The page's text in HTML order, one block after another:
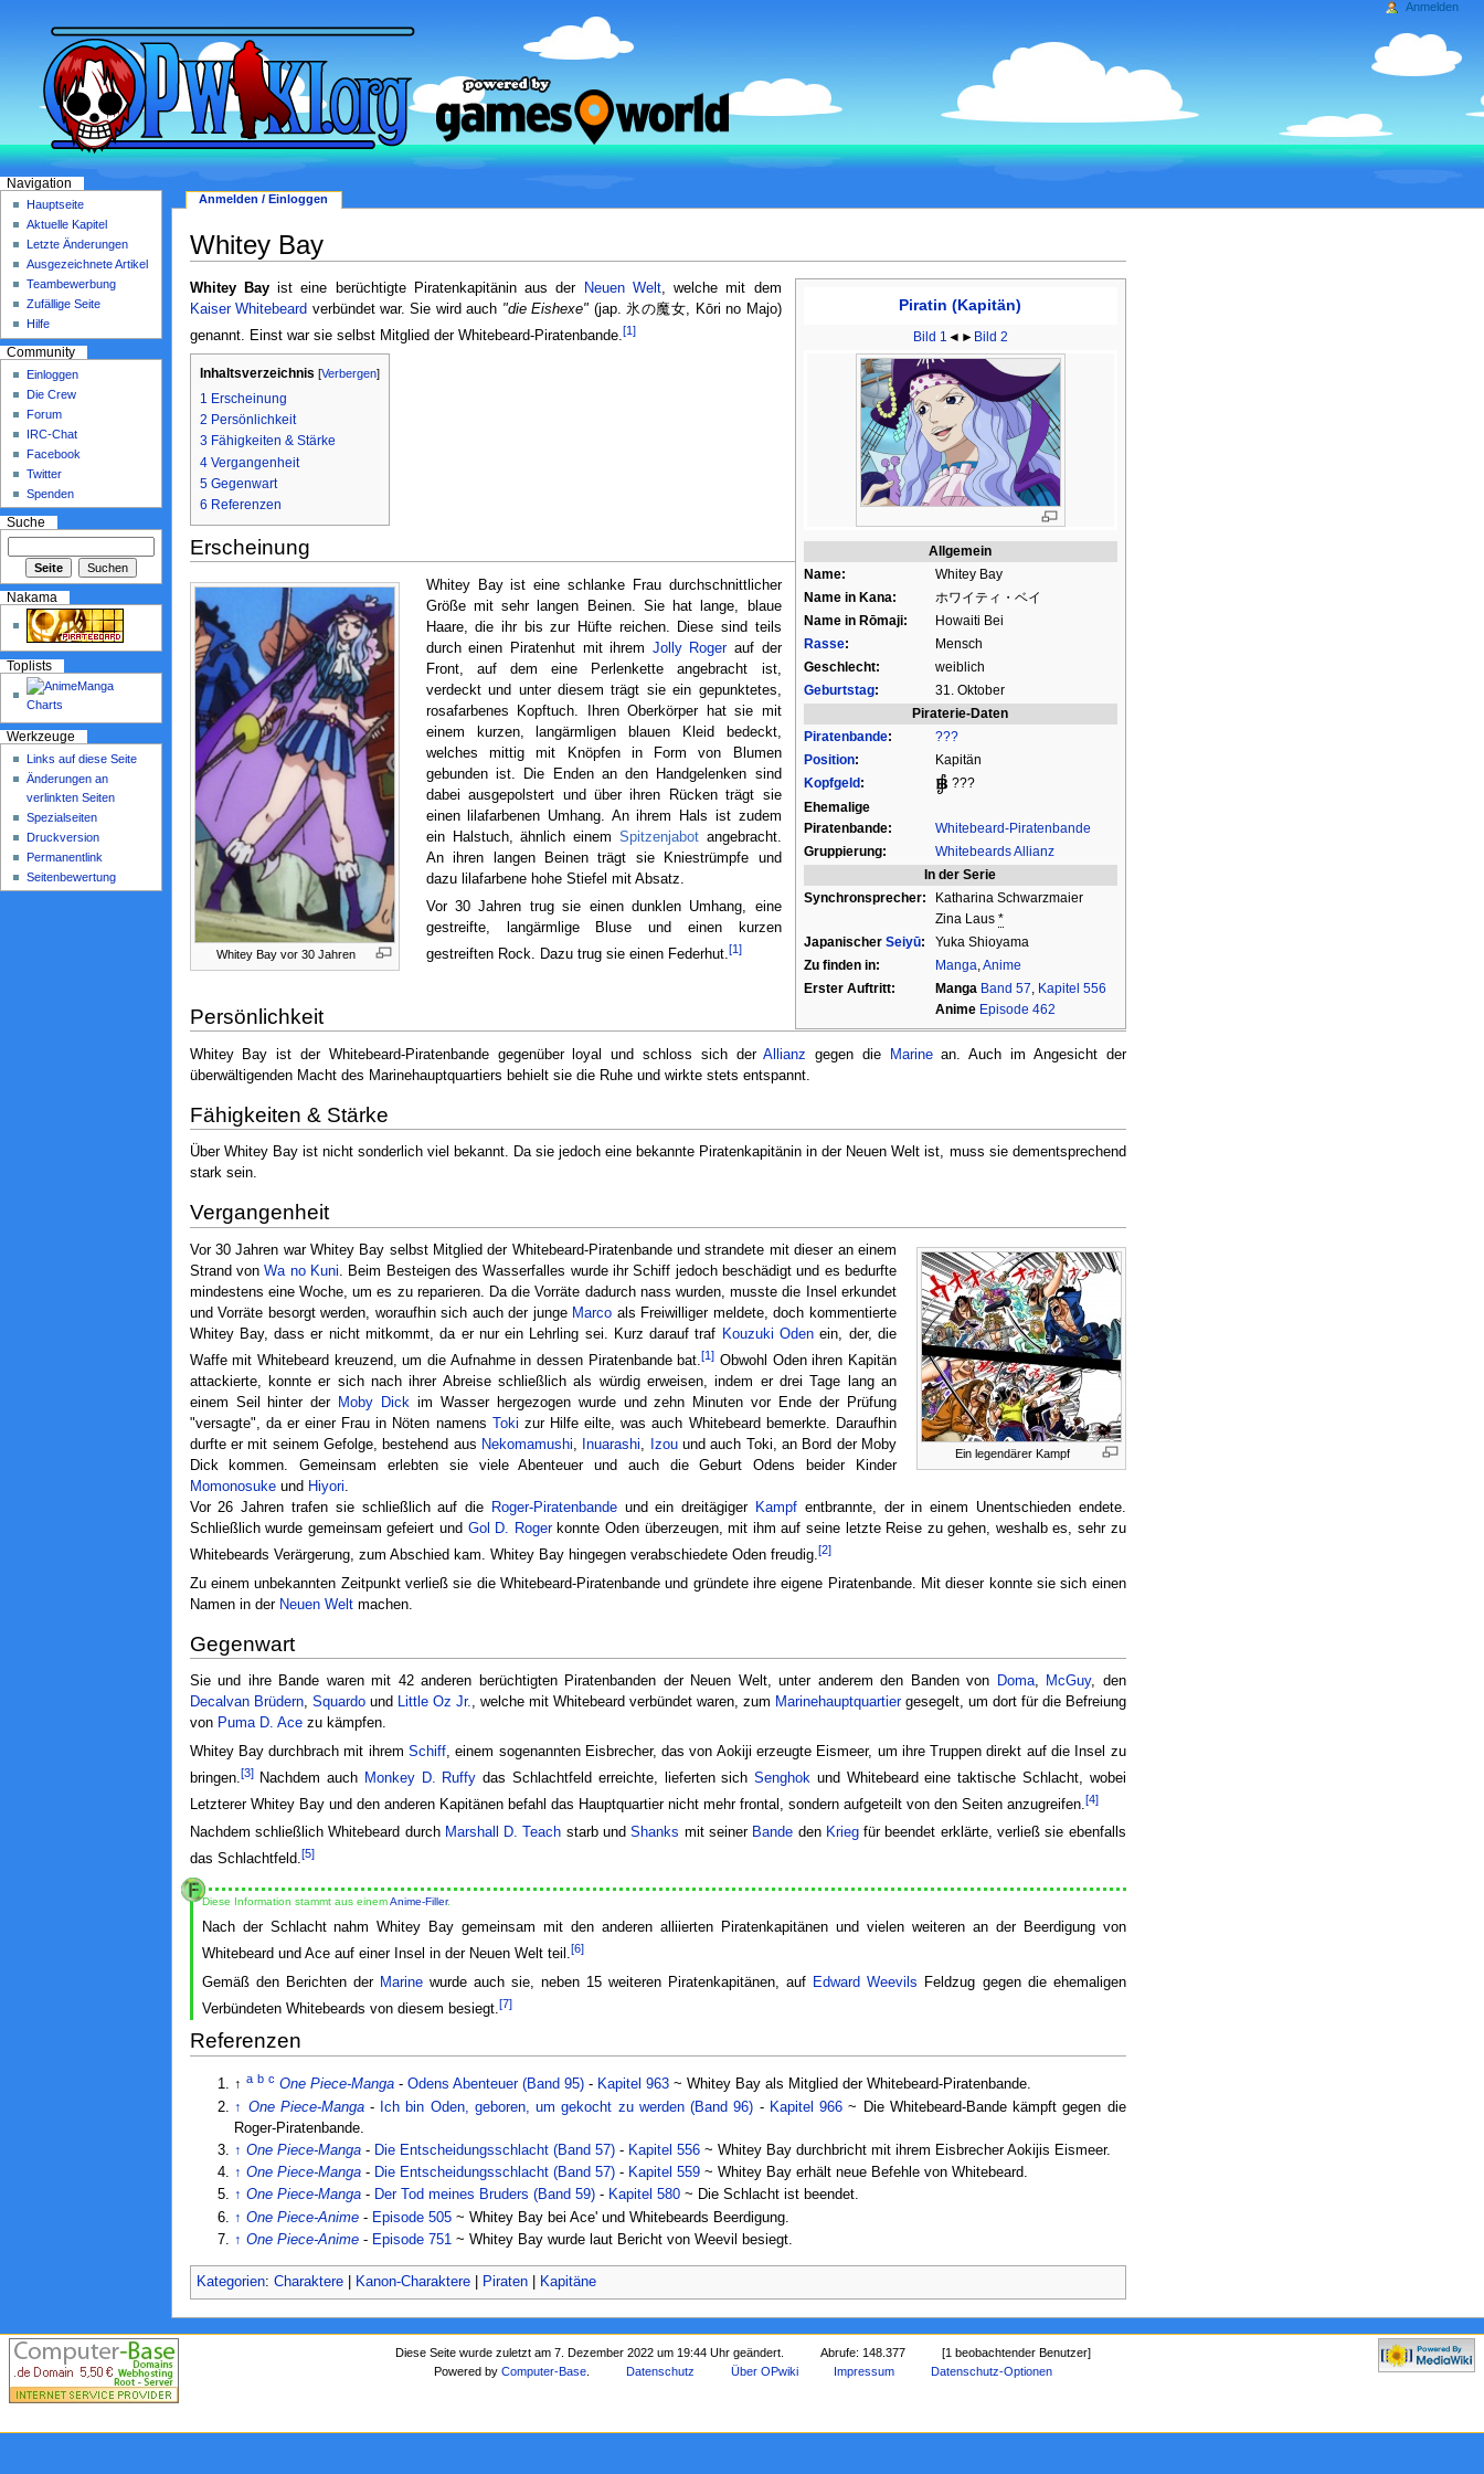
Whitey Bay
Piratin (Kapitän)
Bild 1 ◄► Bild 2
Allgemein
Name:
Whitey Bay
Name in Kana:
ホワイティ・ベイ
Name in Rōmaji:
Howaiti Bei
Rasse:
Mensch
Geschlecht:
weiblich
Geburtstag:
31. Oktober
Piraterie-Daten
Piratenbande:
???
Position:
Kapitän
Kopfgeld:
???
Ehemalige
Piratenbande:
Whitebeard-Piratenbande
Gruppierung:
Whitebeards Allianz
In der Serie
Synchronsprecher:
Katharina Schwarzmaier
Zina Laus *
Japanischer Seiyū:
Yuka Shioyama
Zu finden in:
Manga Anime
Erster Auftritt:
Manga Band 57 Kapitel 556
Anime Episode 462
Whitey Bayist eine berüchtigte Piratenkapitänin aus der Neuen Welt, welche mit dem
Kaiser Whitebeard verbündet war. Sie wird auch "die Eishexe" (jap. 氷の魔女, Kōri no Majo)
genannt. Einst war sie selbst Mitglied der Whitebeard-Piratenbande.[1]
Inhaltsverzeichnis [Verbergen]
1 Erscheinung
2 Persönlichkeit
3 Fähigkeiten & Stärke
4 Vergangenheit
5 Gegenwart
6 Referenzen
Erscheinung
Whitey Bay vor 30 Jahren
Whitey Bay ist eine schlanke Frau durchschnittlicher
Größe mit sehr langen Beinen. Sie hat lange, blaue
Haare, die ihr bis zur Hüfte reichen. Diese sind teils
durch einen Piratenhut mit ihrem Jolly Rogerauf der
Front, auf dem eine Perlenkette angebracht ist,
verdeckt und unter diesem trägt sie ein gepunktetes,
rosafarbenes Kopftuch. Ihren Oberkörper hat sie mit
einem kurzen, langärmligen blauen Kleid bedeckt,
welches mittig mit Knöpfen in Form von Blumen
gebunden ist. Die Enden an den Handgelenken sind
dabei ausgepolstert und über ihren Rücken trägt sie
einen lilafarbenen Umhang. An ihrem Hals ist zudem
ein Halstuch, ähnlich einem Spitzenjabotangebracht.
An ihren langen Beinen trägt sie Kniestrümpfe und
dazu lilafarbene hohe Stiefel mit Absatz.
Vor 30 Jahren trug sie einen dunklen Umhang, eine
gestreifte, langärmlige Bluse und einen kurzen
gestreiften Rock. Dazu trug sie einen Federhut.[1]
Persönlichkeit
Whitey Bay ist der Whitebeard-Piratenbande gegenüber loyal und schloss sich derAllianz gegen die Marinean. Auch im Angesicht der
überwältigenden Macht des Marinehauptquartiers behielt sie die Ruhe und wirkte stets entspannt.
Fähigkeiten & Stärke
Über Whitey Bay ist nicht sonderlich viel bekannt. Da sie jedoch eine bekannte Piratenkapitänin in der Neuen Welt ist, muss sie dementsprechend
stark sein.
Vergangenheit
Ein legendärer Kampf
Vor 30 Jahren war Whitey Bay selbst Mitglied der Whitebeard-Piratenbande und strandete mit dieser an einem
Strand vonWa no Kuni. Beim Besteigen des Wasserfalles wurde ihr Schiff jedoch beschädigt und es bedurfte
mindestens eine Woche, um es zu reparieren. Da die Vorräte dadurch nass wurden, musste die Insel erkundet
und Vorräte besorgt werden, woraufhin sich auch der junge Marco als Freiwilliger meldete, doch kommentierte
Whitey Bay, dass er nicht mitkommt, da er nur ein Lehrling sei. Kurz darauf traf Kouzuki Oden ein, der, die
Waffe mit Whitebeard kreuzend, um die Aufnahme in dessen Piratenbande bat.[1] Obwohl Oden ihren Kapitän
attackierte, konnte er sich nach ihrer Abreise schließlich als würdig erweisen, indem er drei Tage lang an
einem Seil hinter der Moby Dick im Wasser hergezogen wurde und zehn Minuten vor Ende der Prüfung
"versagte", da er einer Frau in Nöten namens
Toki zur Hilfe eilte, was auch Whitebeard bemerkte. Daraufhin
durfte er mit seinem Gefolge, bestehend aus Nekomamushi, Inuarashi, Izouund auch Toki, an Bord der Moby
Dick kommen. Gemeinsam erlebten sie viele Abenteuer und auch die Geburt Odens beider Kinder
Momonosukeund Hiyori.
Vor 26 Jahren trafen sie schließlich auf die
Roger-Piratenbandeund ein dreitägiger Kampfentbrannte, der in einem Unentschieden endete.
Schließlich wurde gemeinsam gefeiert und Gol D. Rogerkonnte Oden überzeugen, mit ihm auf seine letzte Reise zu gehen, weshalb es, sehr zu
Whitebeards Verärgerung, zum Abschied kam. Whitey Bay hingegen verabschiedete Oden freudig.[2]
Zu einem unbekannten Zeitpunkt verließ sie die Whitebeard-Piratenbande und gründete ihre eigene Piratenbande. Mit dieser konnte sie sich einen
Namen in der Neuen Weltmachen.
Gegenwart
Sie und ihre Bande waren mit 42 anderen berüchtigten Piratenbanden der Neuen Welt, unter anderem den Banden von Doma, McGuy, den
Decalvan Brüdern, Squardound Little Oz Jr., welche mit Whitebeard verbündet waren, zum Marinehauptquartiergesegelt, um dort für die Befreiung
von Puma D. Acezu kämpfen.
Whitey Bay durchbrach mit ihremSchiff , einem sogenannten Eisbrecher, das von Aokiji erzeugte Eismeer, um ihre Truppen direkt auf die Insel zu
bringen.[3]Nachdem auch Monkey D. Ruffy das Schlachtfeld erreichte, lieferten sichSenghok und Whitebeard eine taktische Schlacht, wobei
Letzterer Whitey Bay und den anderen Kapitänen befahl das Hauptquartier nicht mehr frontal, sondern aufgeteilt von den Seiten anzugreifen.[4]
Nachdem schließlich Whitebeard durch Marshall D. Teach starb undShanks mit seiner Bande den Kriegfür beendet erklärte, verließ sie ebenfalls
das Schlachtfeld.[5]
Diese Information stammt aus einemAnime-Filler.
Nach der Schlacht nahm Whitey Bay gemeinsam mit den anderen alliierten Piratenkapitänen und vielen weiteren an der Beerdigung von
Whitebeard und Ace auf einer Insel in der Neuen Welt teil.[6]
Gemäß den Berichten der Marinewurde auch sie, neben 15 weiteren Piratenkapitänen, auf Edward Weevils
Feldzug gegen die ehemaligen
Verbündeten Whitebeards von diesem besiegt.[7]
Referenzen
↑a b c One Piece-Manga -Odens Abenteuer (Band 95) - Kapitel 963 ~ Whitey Bay als Mitglied der Whitebeard-Piratenbande.
↑ One Piece-Manga- Ich bin Oden, geboren, um gekocht zu werden (Band 96) - Kapitel 966 ~ Die Whitebeard-Bande kämpft gegen die
Roger-Piratenbande.
↑ One Piece-Manga - Die Entscheidungsschlacht (Band 57) - Kapitel 556 ~ Whitey Bay durchbricht mit ihrem Eisbrecher Aokijis Eismeer.
↑ One Piece-Manga - Die Entscheidungsschlacht (Band 57) - Kapitel 559 ~ Whitey Bay erhält neue Befehle von Whitebeard.
↑ One Piece-Manga - Der Tod meines Bruders (Band 59) - Kapitel 580 ~ Die Schlacht ist beendet.
↑ One Piece-Anime - Episode 505 ~ Whitey Bay bei Ace' und Whitebeards Beerdigung.
↑ One Piece-Anime - Episode 751 ~ Whitey Bay wurde laut Bericht von Weevil besiegt.
Kategorien: Charaktere| Kanon-Charaktere| Piraten| Kapitäne
Anmelden / Einloggen
Anmelden
Navigation
Hauptseite
Aktuelle Kapitel
Letzte Änderungen
Ausgezeichnete Artikel
Teambewerbung
Zufällige Seite
Hilfe
Community
Einloggen
Die Crew
Forum
IRC-Chat
Facebook
Twitter
Spenden
Suche
Nakama
Toplists
Werkzeuge
Links auf diese Seite
Änderungen an
verlinkten Seiten
Spezialseiten
Druckversion
Permanentlink
Seitenbewertung
Diese Seite wurde zuletzt am 7. Dezember 2022 um 19:44 Uhr geändert. Abrufe: 148.377
[1 beobachtender Benutzer]
Powered byComputer-Base Datenschutz Über OPwiki Impressum Datenschutz-Optionen